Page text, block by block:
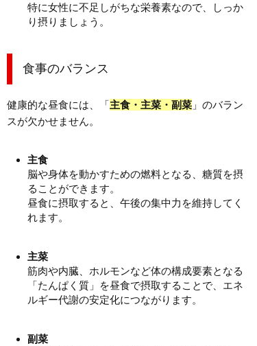
特に女性に不足しがちな栄養素なので、しっか
り摂りましょう。
食事のバランス
健康的な昼食には、「主食・主菜・副菜 」のバラン
スが欠かせません。
主食
脳や身体を動かすための燃料となる、糖質を摂
ることができます。
昼食に摂取すると、午後の集中力を維持してく
れます。
主菜
筋肉や内臓、ホルモンなど体の構成要素となる
「たんぱく質」を昼食で摂取することで、エネ
ルギー代謝の安定化につながります。
副菜